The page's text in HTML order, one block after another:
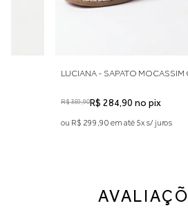
LUCIANA - SAPATO
R$ 359,90R$ 284,90 no pix
ou R$ 299,90 em até 5x s/ juros